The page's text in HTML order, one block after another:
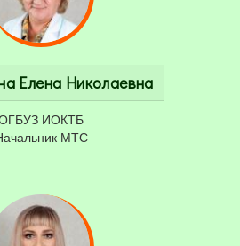
Елена Николаевна
ИОКТБ
МТС